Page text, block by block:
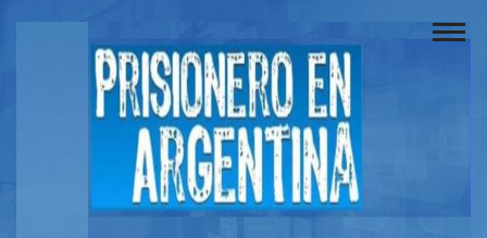
Buscador
Documentos